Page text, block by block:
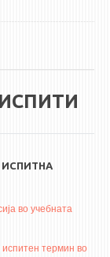
ИСПИТИ
ИСПИТНА
во учебната
термин во